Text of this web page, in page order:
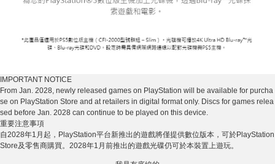
IMPORTANT NOTICE
From Jan. 2028, newly released games on PlayStation will be available for purcha
se on PlayStation Store and at retailers in digital format only. Discs for games relea
sed before Jan. 2028 can continue to be played on this device.
重要注意事項
自2028年1月起，PlayStation平台新推出的遊戲將僅提供數位版本，可於PlayStation
Store及零售商購買。2028年1月前推出的遊戲光碟仍可於本裝置上遊玩。